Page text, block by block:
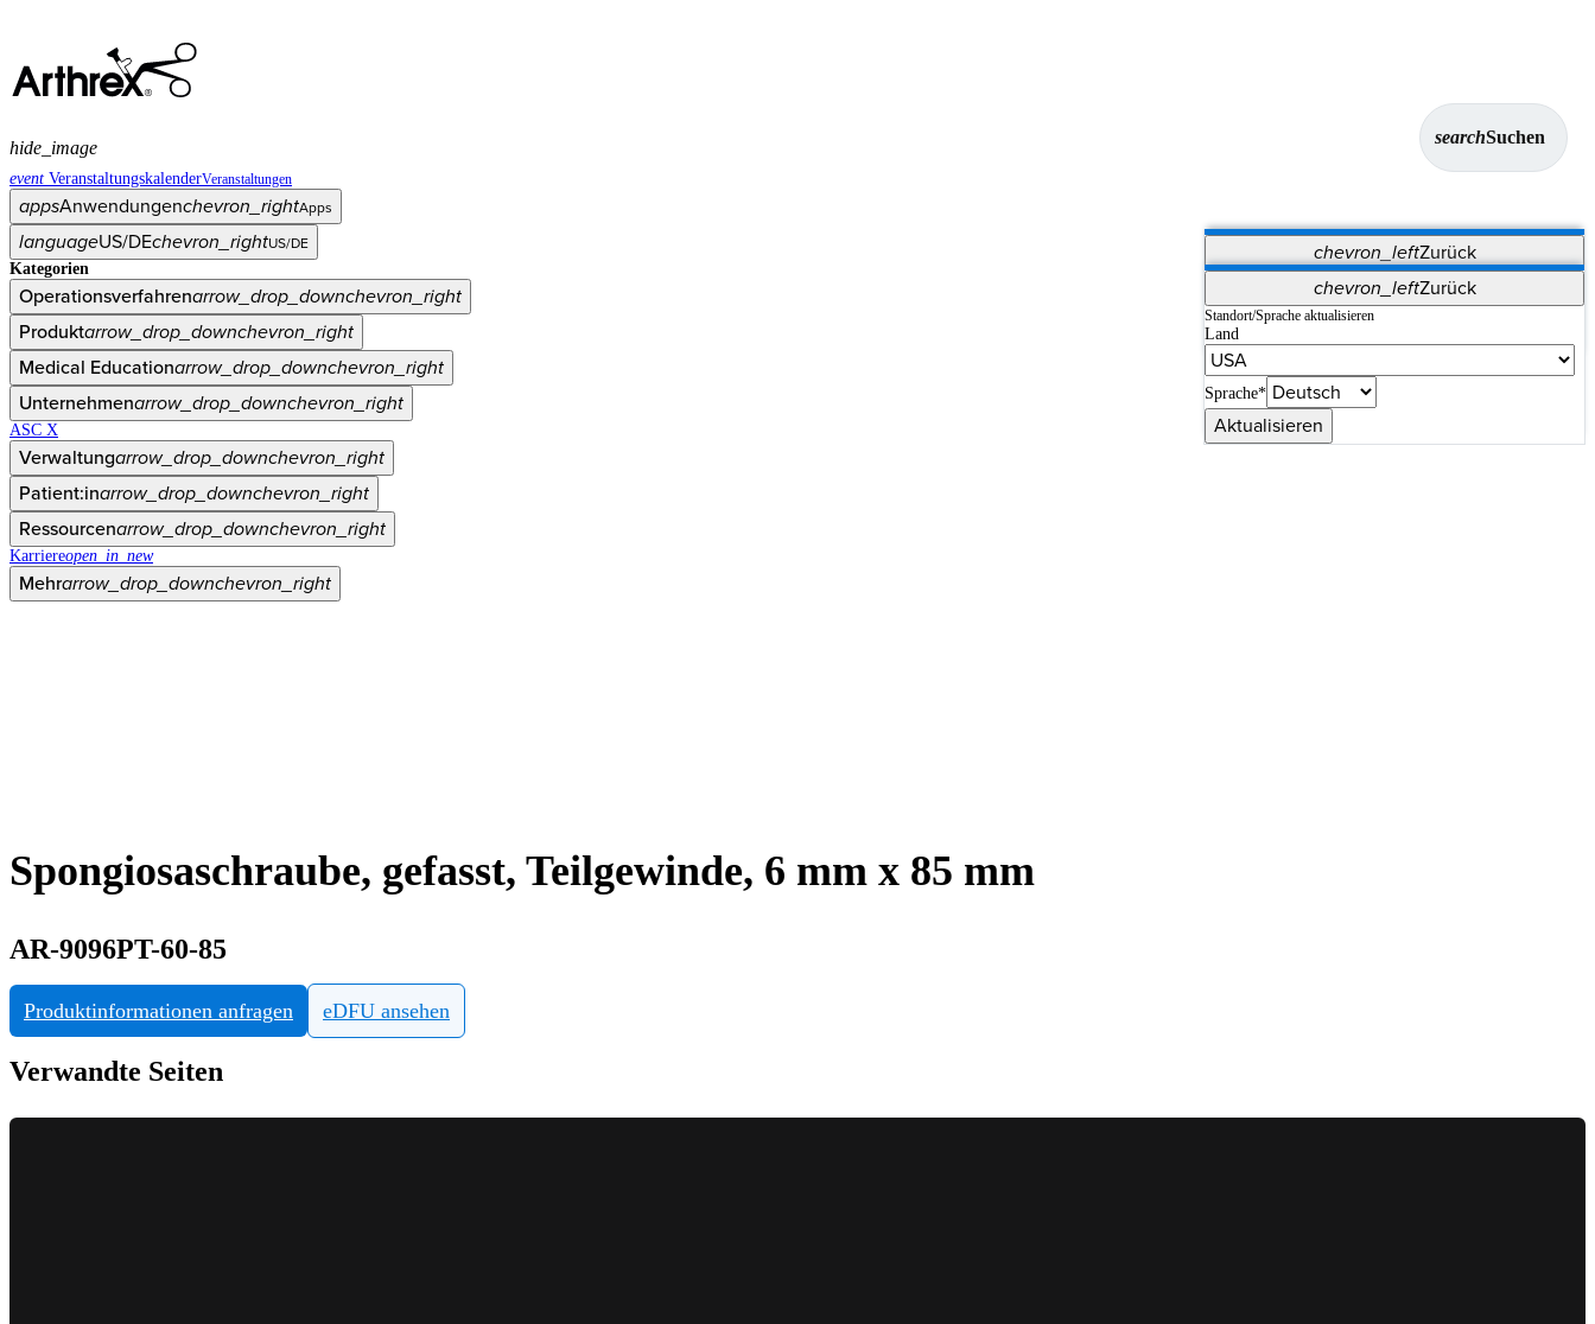
searchSuchen
event VeranstaltungskalenderVeranstaltungen
appsAnwendungenchevron_rightApps
chevron_leftZurück
Vet Systems OrthoPedia Patient
Supplier Portal
Synergy-Bildgebung und -Resektion
languageUS/DEchevron_rightUS/DE
chevron_leftZurück
Standort/Sprache aktualisieren
Land
Sprache*
Aktualisieren
Kategorien
Operationsverfahrenarrow_drop_downchevron_right
Produktarrow_drop_downchevron_right
Medical Educationarrow_drop_downchevron_right
Unternehmenarrow_drop_downchevron_right
ASC X
Verwaltungarrow_drop_downchevron_right
Patient:inarrow_drop_downchevron_right
Ressourcenarrow_drop_downchevron_right
Karriereopen_in_new
Mehrarrow_drop_downchevron_right
hide_image
Spongiosaschraube, gefasst, Teilgewinde, 6 mm x 85 mm
AR-9096PT-60-85
Produktinformationen anfragen eDFU ansehen
Verwandte Seiten